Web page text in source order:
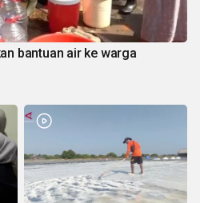
bantuan air ke warga